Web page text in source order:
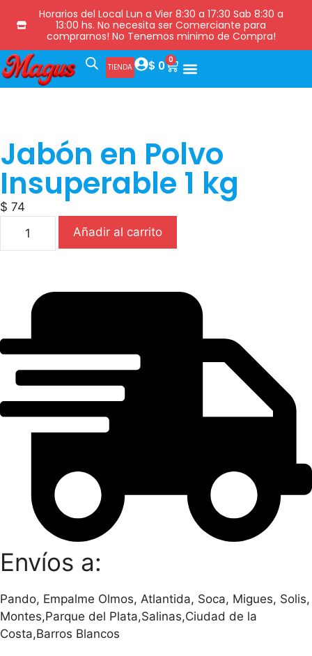
Horarios del Local Lun a Vier 8:30 a 17:30 Sab 8:30 a
13:00 hs. No necesita ser Comerciante para
comprarnos! No Tenemos minimo de Compra!
TIENDA $ 0 0
Jabón en Polvo
Insuperable 1 kg
$ 74
Añadir al carrito
Envíos a:
Pando, Empalme Olmos, Atlantida, Soca, Migues, Solis,
Montes,Parque del Plata,Salinas,Ciudad de la
Costa,Barros Blancos